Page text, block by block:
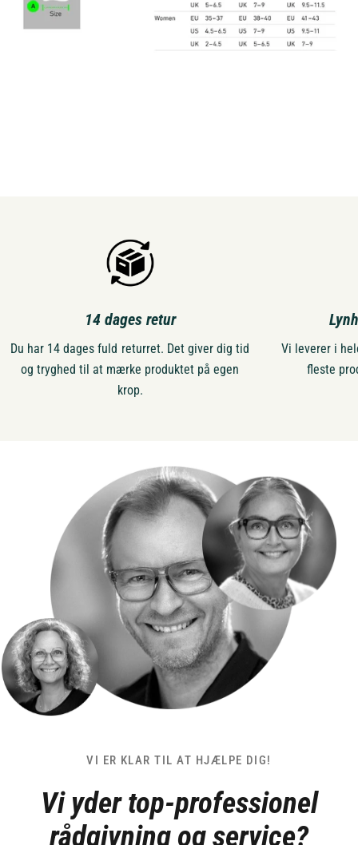
14 dages retur
Du har 14 dages fuld returret. Det giver dig tid
og tryghed til at mærke produktet på egen
krop.
Vi leverer i
fleste
VI ER KLAR TIL AT HJÆLPE DIG!
Vi yder top-professionel
rådgivning og service?